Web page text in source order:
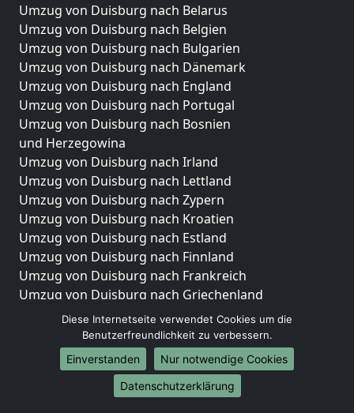
Umzug von Duisburg nach Belarus
Umzug von Duisburg nach Belgien
Umzug von Duisburg nach Bulgarien
Umzug von Duisburg nach Dänemark
Umzug von Duisburg nach England
Umzug von Duisburg nach Portugal
Umzug von Duisburg nach Bosnien
und Herzegowina
Umzug von Duisburg nach Irland
Umzug von Duisburg nach Lettland
Umzug von Duisburg nach Zypern
Umzug von Duisburg nach Kroatien
Umzug von Duisburg nach Estland
Umzug von Duisburg nach Finnland
Umzug von Duisburg nach Frankreich
Umzug von Duisburg nach Griechenland
Umzug von Duisburg nach Italien
Umzug von Duisburg nach Liechtenstein
Umzug von Duisburg nach Luxemburg
Umzug von Duisburg nach Niederlande
Umzug von Duisburg nach Norwegen
Diese Internetseite verwendet Cookies um die
Benutzerfreundlichkeit zu verbessern.
Einverstanden
Nur notwendige Cookies
Datenschutzerklärung